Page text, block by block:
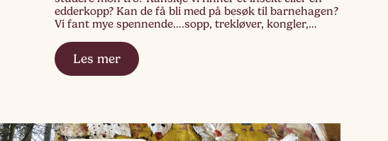
edderkopp? Kan de få bli med på besøk til barnehagen?
Vi fant mye spennende….sopp, trekløver, kongler,
[…]
Les mer